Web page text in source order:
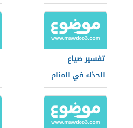
المنام
تفسير ضياع
الحذاء في المنام